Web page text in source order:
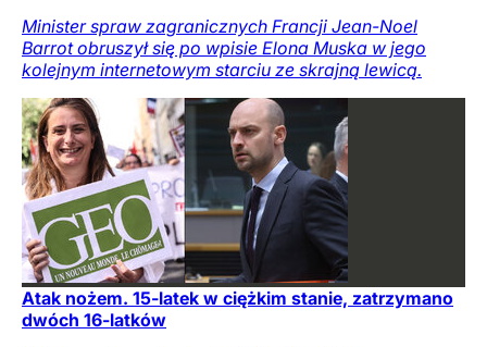
Minister spraw zagranicznych Francji Jean-Noel
Barrot obruszył się po wpisie Elona Muska w jego
kolejnym internetowym starciu ze skrajną lewicą.
Atak nożem. 15-latek w ciężkim stanie, zatrzymano
dwóch 16-latków